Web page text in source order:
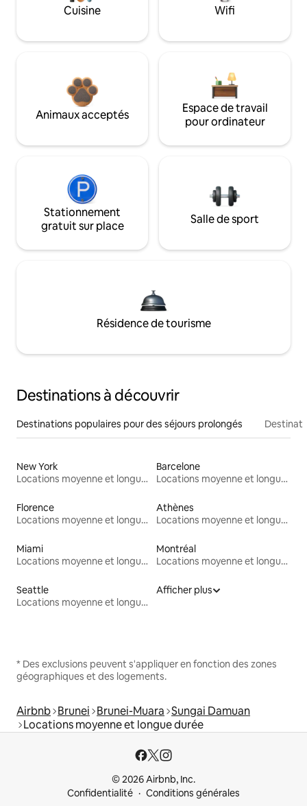
Cuisine Wifi
Animaux acceptés
Espace de travail
pour ordinateur
Stationnement
gratuit sur place
Salle de sport
Résidence de tourisme
Destinations à découvrir
Destinations populaires pour des séjours prolongés
New York
Locations moyenne et longue durée
Barcelone
Locations moyenne et longue durée
Florence
Locations moyenne et longue durée
Athènes
Locations moyenne et longue durée
Miami
Locations moyenne et longue durée
Montréal
Locations moyenne et longue durée
Seattle
Locations moyenne et longue durée
Afficher plus
* Des exclusions peuvent s'appliquer en fonction des zones
géographiques et des logements.
Airbnb Brunei Brunei-Muara Sungai Damuan
Locations moyenne et longue durée
© 2026 Airbnb, Inc.
Confidentialité
Conditions générales